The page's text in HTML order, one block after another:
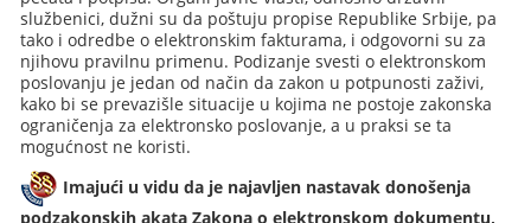
službenici, dužni su da poštuju propise Republike Srbije, pa
tako i odredbe o elektronskim fakturama, i odgovorni su za
njihovu pravilnu primenu. Podizanje svesti o elektronskom
poslovanju je jedan od način da zakon u potpunosti zaživi,
kako bi se prevazišle situacije u kojima ne postoje zakonska
ograničenja za elektronsko poslovanje, a u praksi se ta
mogućnost ne koristi.
Imajući u vidu da je najavljen nastavak donošenja
podzakonskih akata Zakona o elektronskom dokumentu,